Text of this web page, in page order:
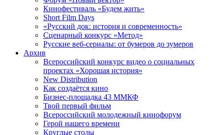
Кинофестиваль «Будем жить»
Short Film Days
«Русский док: история и современность»
Сценарный конкурс «Метод»
Русские веб-сериалы: от бумеров до зумеров
Архив
Всероссийский конкурс видео о социальных
проектах «Хорошая история»
New Distribution
Как создаётся кино
Бизнес-площадка 43 ММКФ
Твой первый фильм
Всероссийский молодежный кинофорум
Герой нашего времени
Круглые столы